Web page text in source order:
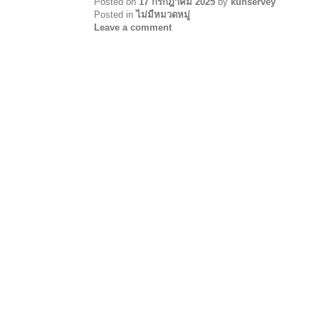
Posted in ไม่มีหมวดหมู่
Leave a comment